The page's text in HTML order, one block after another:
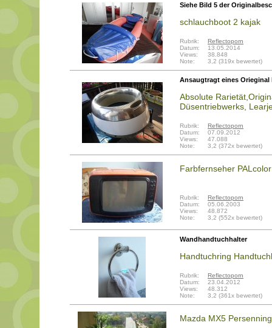
Siehe Bild 5 der
schlauchboot 2 kajak
Rubrik:
Reflectoporn
Datum:
13.05.2014
Views:
38.848
Note:
3,2 (319x bewertet)
Ansaugtragt eines
Absolute
Düsentriebwerks,
Rubrik:
Reflectoporn
Datum:
07.09.2012
Views:
47.088
Note:
3,2 (372x bewertet)
Farbfernseher
Rubrik:
Reflectoporn
Datum:
05.06.2003
Views:
48.872
Note:
3,2 (552x bewertet)
Wandhandtuchhalter
Handtuchring
Rubrik:
Reflectoporn
Datum:
23.04.2012
Views:
48.312
Note:
3,2 (361x bewertet)
Mazda MX5 Persenning